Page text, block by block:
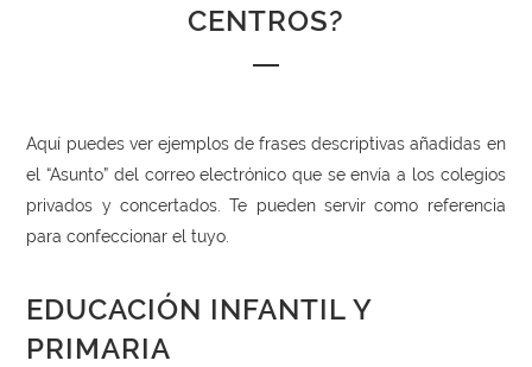
CENTROS?
Aquí puedes ver ejemplos de frases descriptivas añadidas en
el “Asunto” del correo electrónico que se envía a los colegios
privados y concertados. Te pueden servir como referencia
para confeccionar el tuyo.
EDUCACIÓN INFANTIL Y
PRIMARIA